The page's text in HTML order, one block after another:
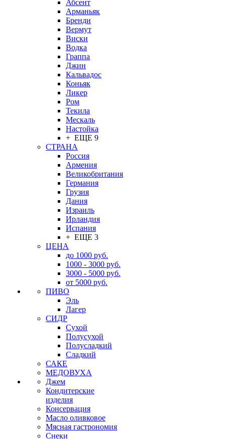
Абсент
Арманьяк
Бренди
Вермут
Виски
Водка
Граппа
Джин
Кальвадос
Коньяк
Ликер
Ром
Текила
Мескаль
Настойка
+ ЕЩЕ 9
СТРАНА
Россия
Армения
Великобритания
Германия
Грузия
Дания
Израиль
Ирландия
Испания
+ ЕЩЕ 3
ЦЕНА
до 1000 руб.
1000 - 3000 руб.
3000 - 5000 руб.
от 5000 руб.
ПИВО
Эль
Лагер
СИДР
Сухой
Полусухой
Полусладкий
Сладкий
САКЕ
МЕДОВУХА
Джем
Кондитерские
изделия
Консервация
Масло оливковое
Мясная гастрономия
Снеки